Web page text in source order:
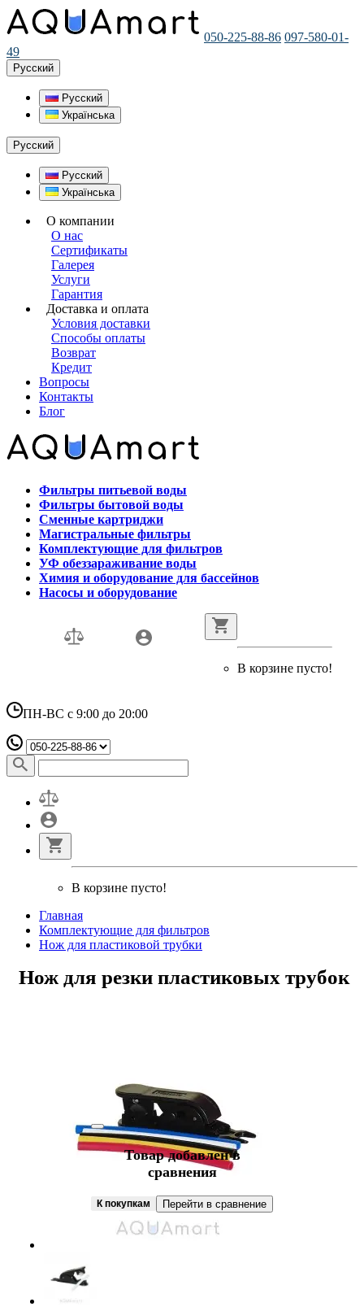
050-225-88-86 097-580-01-
49
Русский
Русский
Українська
Русский
Русский
Українська
О компании
О нас
Сертификаты
Галерея
Услуги
Гарантия
Доставка и оплата
Условия доставки
Способы оплаты
Возврат
Кредит
Вопросы
Контакты
Блог
Фильтры питьевой воды
Фильтры бытовой воды
Сменные картриджи
Магистральные фильтры
Комплектующие для фильтров
УФ обеззараживание воды
Химия и оборудование для бассейнов
Насосы и оборудование
В корзине пусто!
ПН-ВС с 9:00 до 20:00
В корзине пусто!
Главная
Комплектующие для фильтров
Нож для пластиковой трубки
Нож для резки пластиковых трубок
Товар добавлен в
сравнения
К покупкам Перейти в сравнение